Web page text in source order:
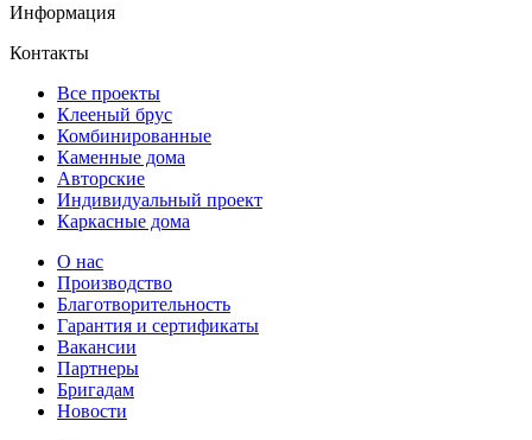
Информация
Контакты
Все проекты
Клееный брус
Комбинированные
Каменные дома
Авторские
Индивидуальный проект
Каркасные дома
О нас
Производство
Благотворительность
Гарантия и сертификаты
Вакансии
Партнеры
Бригадам
Новости